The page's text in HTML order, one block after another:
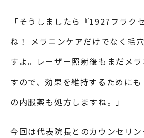
「そうしましたら『1927フラク
ね！ メラニンケアだけでなく毛
すよ。レーザー照射後もまだメ
すので、効果を維持するために
の内服薬も処方しますね。」
今回は代表院長とのカウンセリン